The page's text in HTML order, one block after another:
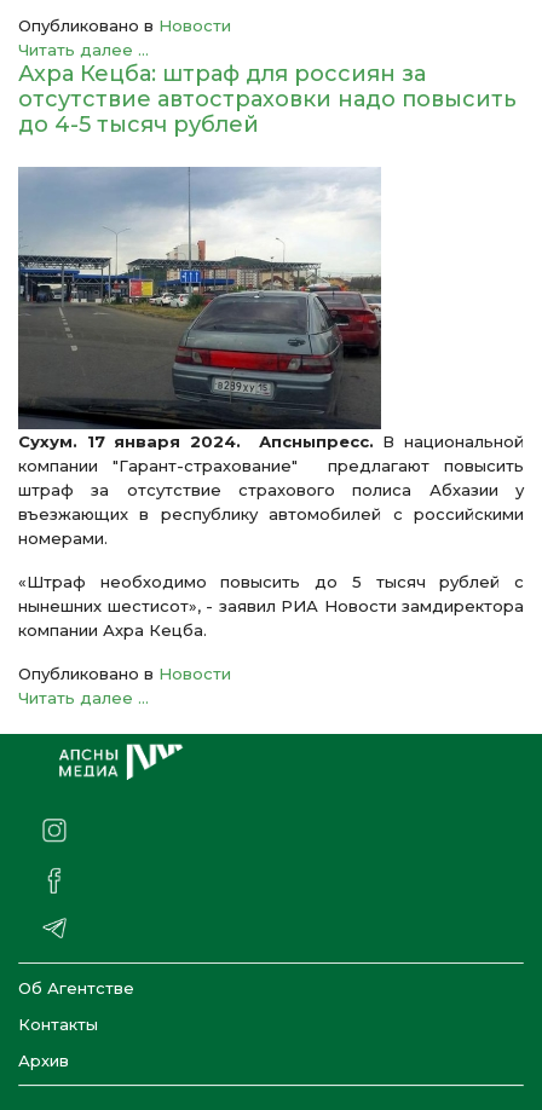
Опубликовано в Новости
Читать далее ...
Ахра Кецба: штраф для россиян за
отсутствие автостраховки надо повысить
до 4-5 тысяч рублей
Сухум. 17 января 2024. Апсныпресс. В национальной
компании "Гарант-страхование" предлагают повысить
штраф за отсутствие страхового полиса Абхазии у
въезжающих в республику автомобилей с российскими
номерами.
«Штраф необходимо повысить до 5 тысяч рублей с
нынешних шестисот», - заявил РИА Новости замдиректора
компании Ахра Кецба.
Опубликовано в Новости
Читать далее ...
Об Агентстве
Контакты
Архив